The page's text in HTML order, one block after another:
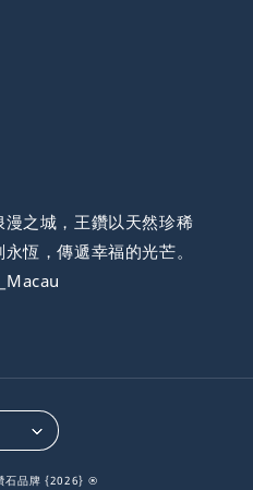
之城，王鑽以天然珍稀
恆，傳遞幸福的光芒。
石品牌 {2026} ®